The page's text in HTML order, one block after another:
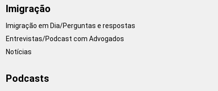
Imigração
Imigração em Dia/Perguntas e respostas
Entrevistas/Podcast com Advogados
Notícias
Podcasts